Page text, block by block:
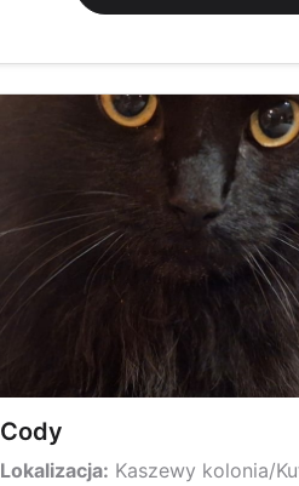
Cody
Lokalizacja: Kaszewy kolonia/